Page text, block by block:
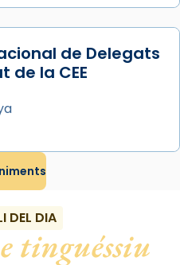
de Delegats
de la CEE
DEL DIA
tinguéssiu